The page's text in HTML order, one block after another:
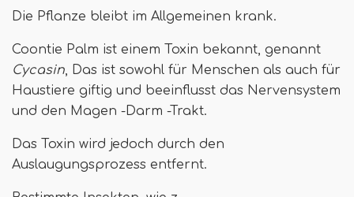
Die Pflanze bleibt im Allgemeinen krank.
Coontie Palm ist einem Toxin bekannt, genannt
Cycasin , Das ist sowohl für Menschen als auch für
Haustiere giftig und beeinflusst das Nervensystem
und den Magen -Darm -Trakt.
Das Toxin wird jedoch durch den
Auslaugungsprozess entfernt.